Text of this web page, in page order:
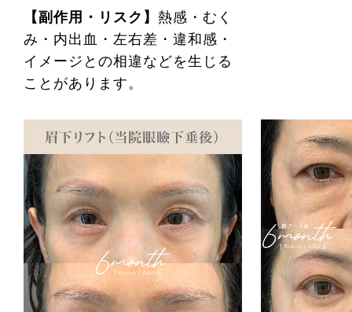
【副作用・リスク】 熱感・むく
み・内出血・左右差・違和感・
イメージとの相違などを生じる
ことがあります。